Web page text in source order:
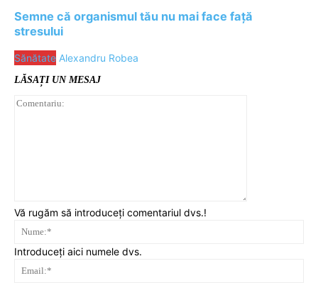
Semne că organismul tău nu mai face față
stresului
Sănătate Alexandru Robea
LĂSAȚI UN MESAJ
Vă rugăm să introduceți comentariul dvs.!
Introduceți aici numele dvs.